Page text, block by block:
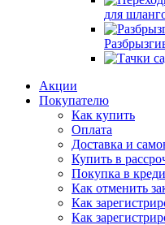
для
Акции
Покупателю
Как купить
Оплата
Доставка и
Купить в
Покупка в
Как отменить
Как
Как